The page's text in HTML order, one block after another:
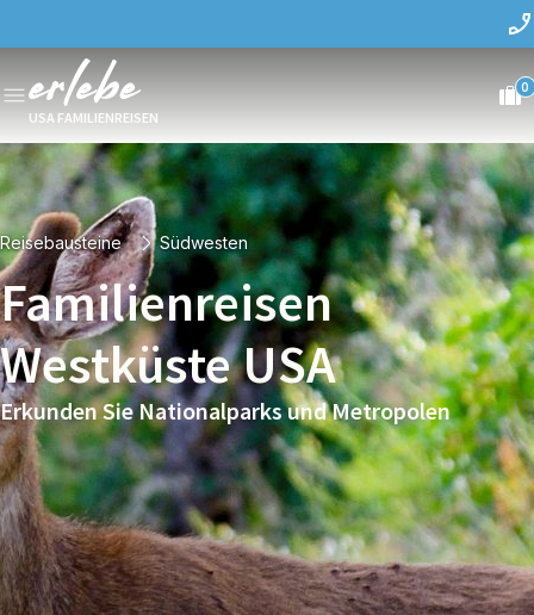
USA FAMILIENREISEN
0
Reisebausteine Südwesten
Familienreisen
Westküste USA
Erkunden Sie Nationalparks und Metropolen